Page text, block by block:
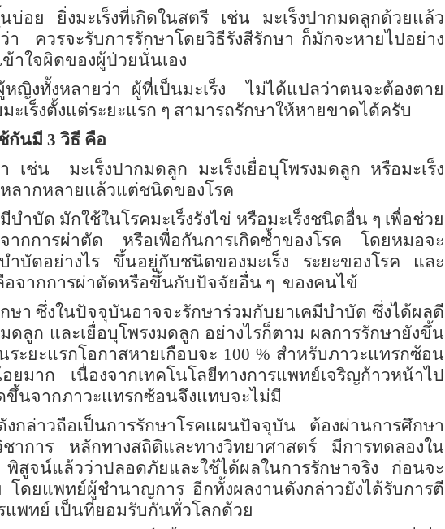
บ่อย ยิ่งมะเร็งที่เกิดในสตรี เช่น มะเร็งปากมดลูกด้วยแล้ว
า
ควรจะรับการรักษาโดยวิธีรังสีรักษา ก็มักจะหายไปอย่าง
าใจผิดของผู้ป่วยนั่นเอง
ญิงทั้งหลายว่า ผู้ที่เป็นมะเร็ง
ไม่ได้แปลว่าตนจะต้องตาย
ะเร็งตั้งแต่ระยะแรก ๆ สามารถรักษาให้หายขาดได้ครับ
กันมี 3 วิธี คือ
เช่น
มะเร็งปากมดลูก มะเร็งเยื่อบุโพรงมดลูก หรือมะเร็ง
ลากหลายแล้วแต่ชนิดของโรค
บำบัด มักใช้ในโรคมะเร็งรังไข่ หรือมะเร็งชนิดอื่น ๆ เพื่อช่วย
จากการผ่าตัด หรือเพื่อกันการเกิดซ้ำของโรค โดยหมอจะ
ำบัดอย่างไร ขึ้นอยู่กับชนิดของมะเร็ง ระยะของโรค และ
อจากการผ่าตัดหรือขึ้นกับปัจจัยอื่น ๆ ของคนไข้
ษา ซึ่งในปัจจุบันอาจจะรักษาร่วมกับยาเคมีบำบัด ซึ่งได้ผลดี
ดลูก และเยื่อบุโพรงมดลูก อย่างไรก็ตาม ผลการรักษายังขึ้น
ระยะแรกโอกาสหายเกือบจะ 100 % สำหรับภาวะแทรกซ้อน
ยมาก
เนื่องจากเทคโนโลยีทางการแพทย์เจริญก้าวหน้าไป
ขึ้นจากภาวะแทรกซ้อนจึงแทบจะไม่มี
งกล่าวถือเป็นการรักษาโรคแผนปัจจุบัน ต้องผ่านการศึกษา
าการ หลักทางสถิติและทางวิทยาศาสตร์ มีการทดลองใน
พิสูจน์แล้วว่าปลอดภัยและใช้ได้ผลในการรักษาจริง
ก่อนจะ
โดยแพทย์ผู้ชำนาญการ อีกทั้งผลงานดังกล่าวยังได้รับการตี
แพทย์ เป็นที่ยอมรับกันทั่วโลกด้วย